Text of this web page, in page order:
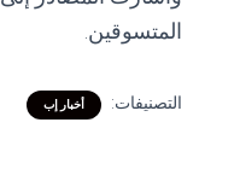
المتسوقين.
التصنيفات: أخبار إب